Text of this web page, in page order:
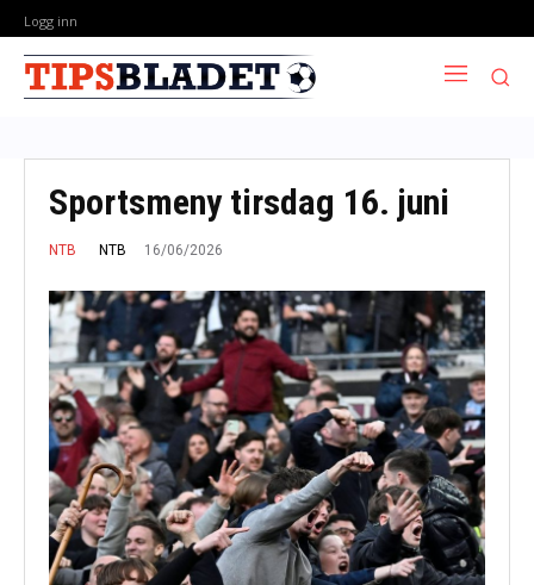
Logg inn
Sportsmeny tirsdag 16. juni
NTB NTB 16/06/2026